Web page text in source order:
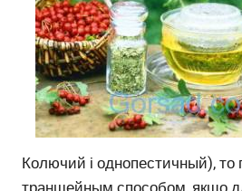
Колючий і однопестичный), то
траншейным способом, якщо